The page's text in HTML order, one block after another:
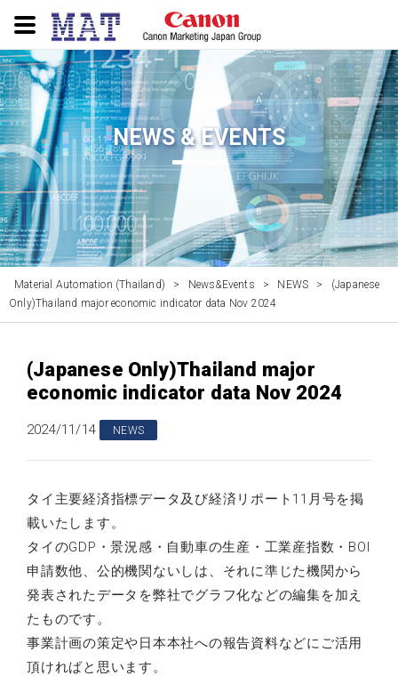
NEWS & EVENTS
Material Automation (Thailand) > News&Events > NEWS >
(Japanese
Only)Thailand major economic indicator data Nov 2024
(Japanese Only)Thailand major
economic indicator data Nov 2024
2024/11/14 NEWS
タイ主要経済指標データ及び経済リポート11月号を掲
載いたします。
タイのGDP・景況感・自動車の生産・工業産指数・BOI
申請数他、公的機関ないしは、それに準じた機関から
発表されたデータを弊社でグラフ化などの編集を加え
たものです。
事業計画の策定や日本本社への報告資料などにご活用
頂ければと思います。